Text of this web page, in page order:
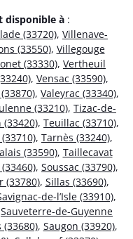
disponible à :
(33720), Villenave-
(33550), Villegouge
(33330), Vertheuil
, Vensac (33590),
, Valeyrac (33340),
(33210), Tizac-de-
, Teuillac (33710),
, Tarnès (33240),
(33590), Taillecavat
, Soussac (33790),
(33780), Sillas (33690),
de-l’Isle (33910),
Sauveterre-de-Guyenne
(33680), Saugon (33920),